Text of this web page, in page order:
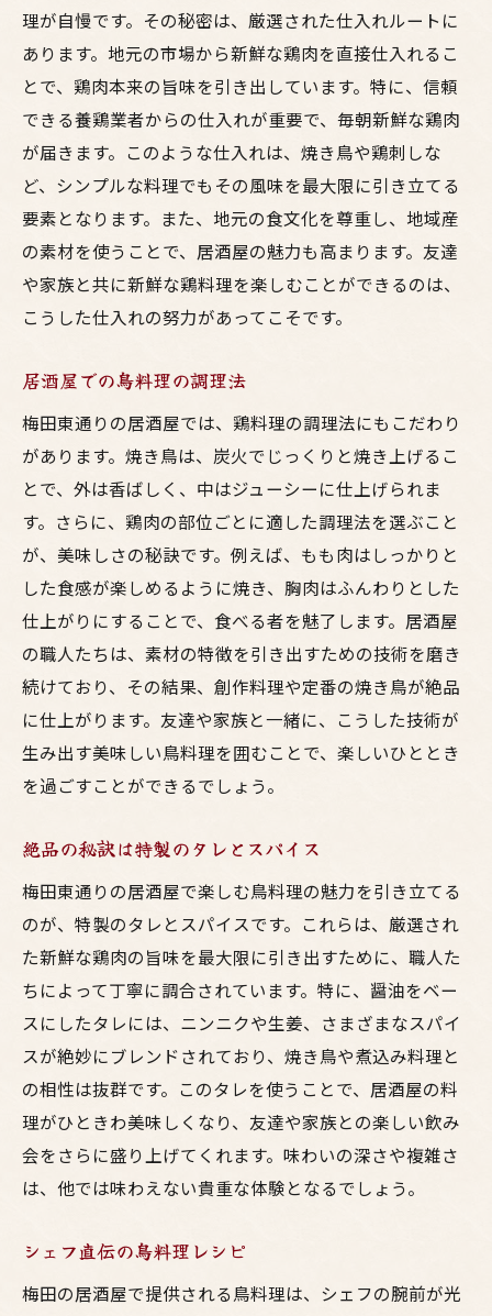
理が自慢です。その秘密は、厳選された仕入れルートに
あります。地元の市場から新鮮な鶏肉を直接仕入れるこ
とで、鶏肉本来の旨味を引き出しています。特に、信頼
できる養鶏業者からの仕入れが重要で、毎朝新鮮な鶏肉
が届きます。このような仕入れは、焼き鳥や鶏刺しな
ど、シンプルな料理でもその風味を最大限に引き立てる
要素となります。また、地元の食文化を尊重し、地域産
の素材を使うことで、居酒屋の魅力も高まります。友達
や家族と共に新鮮な鶏料理を楽しむことができるのは、
こうした仕入れの努力があってこそです。
居酒屋での鳥料理の調理法
梅田東通りの居酒屋では、鶏料理の調理法にもこだわり
があります。焼き鳥は、炭火でじっくりと焼き上げるこ
とで、外は香ばしく、中はジューシーに仕上げられま
す。さらに、鶏肉の部位ごとに適した調理法を選ぶこと
が、美味しさの秘訣です。例えば、もも肉はしっかりと
した食感が楽しめるように焼き、胸肉はふんわりとした
仕上がりにすることで、食べる者を魅了します。居酒屋
の職人たちは、素材の特徴を引き出すための技術を磨き
続けており、その結果、創作料理や定番の焼き鳥が絶品
に仕上がります。友達や家族と一緒に、こうした技術が
生み出す美味しい鳥料理を囲むことで、楽しいひととき
を過ごすことができるでしょう。
絶品の秘訣は特製のタレとスパイス
梅田東通りの居酒屋で楽しむ鳥料理の魅力を引き立てる
のが、特製のタレとスパイスです。これらは、厳選され
た新鮮な鶏肉の旨味を最大限に引き出すために、職人た
ちによって丁寧に調合されています。特に、醤油をベー
スにしたタレには、ニンニクや生姜、さまざまなスパイ
スが絶妙にブレンドされており、焼き鳥や煮込み料理と
の相性は抜群です。このタレを使うことで、居酒屋の料
理がひときわ美味しくなり、友達や家族との楽しい飲み
会をさらに盛り上げてくれます。味わいの深さや複雑さ
は、他では味わえない貴重な体験となるでしょう。
シェフ直伝の鳥料理レシピ
梅田の居酒屋で提供される鳥料理は、シェフの腕前が光